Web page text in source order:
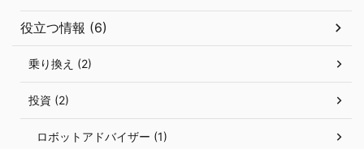
役立つ情報 (6)
乗り換え (2)
投資 (2)
ロボットアドバイザー (1)